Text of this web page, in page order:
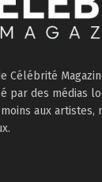
Célébrité
par des médias
aux artistes,